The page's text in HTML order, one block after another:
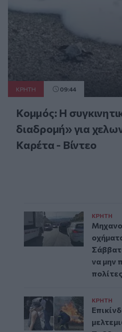
ΚΡΗΤΗ 09:44
Κομμός: Η
διαδρομή» για
Καρέτα - Βίντεο
ΚΡΗΤΗ
να μην
πολίτες
ΚΡΗΤΗ